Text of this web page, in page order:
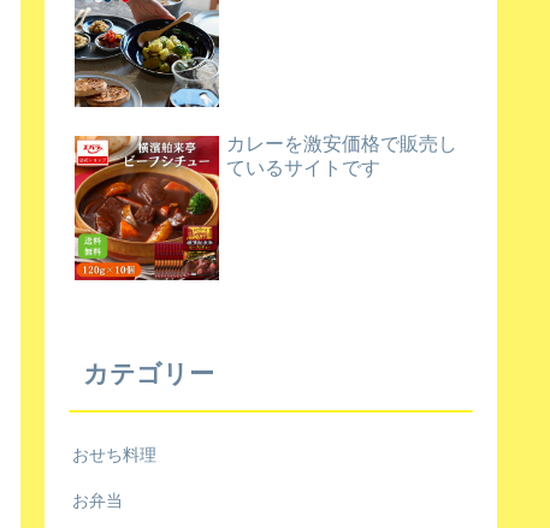
カレーを激安価格で販売し
ているサイトです
カテゴリー
おせち料理
お弁当